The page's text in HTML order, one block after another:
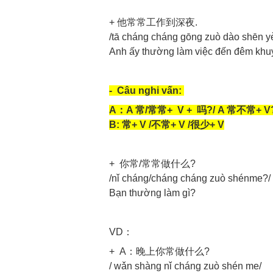
+ 他常常工作到深夜.
/tā cháng cháng gōng zuò dào shēn
Anh ấy thường làm việc đến đêm
- Câu nghi vấn:
A：A 常/常常+ V + 吗?/ A 常不常+
B: 常+ V /不常+ V /很少+ V
+ 你常/常常做什么?
/nǐ cháng/cháng cháng zuò shénme?/
Bạn thường làm gì?
VD：
+ A：晚上你常做什么?
/ wǎn shàng nǐ cháng zuò shén me/